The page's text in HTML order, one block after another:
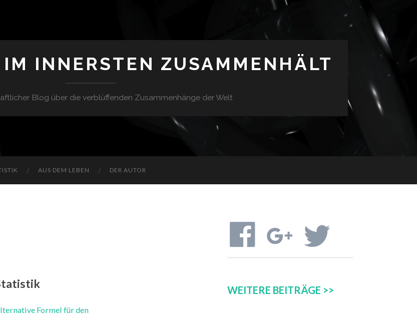
INNERSTEN ZUSAMMENHÄLT
Blog über die verblüffenden Zusammenhänge der Welt
AUS DEM LEBEN DER AUTOR
Formel für den
WEITERE BEITRÄGE >>